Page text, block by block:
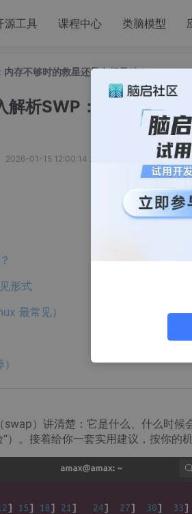
源工具 课程中心 类脑模型
存不够时的救星还是卡顿元凶？
解析SWP：内存不够时
2026-01-15 12:00:14 发布
形式
最常见）
swap）讲清楚：它是什么、什么时
）。接着给你一套实用建议，按你的